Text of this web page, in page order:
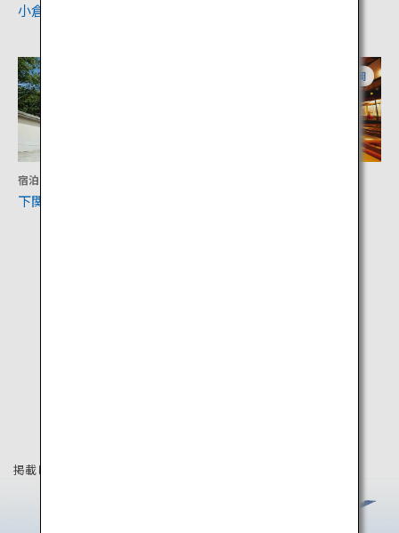
小倉城
宿泊
下関春帆楼本店
福岡
掲載している情報は2019年12月時点の情報です。